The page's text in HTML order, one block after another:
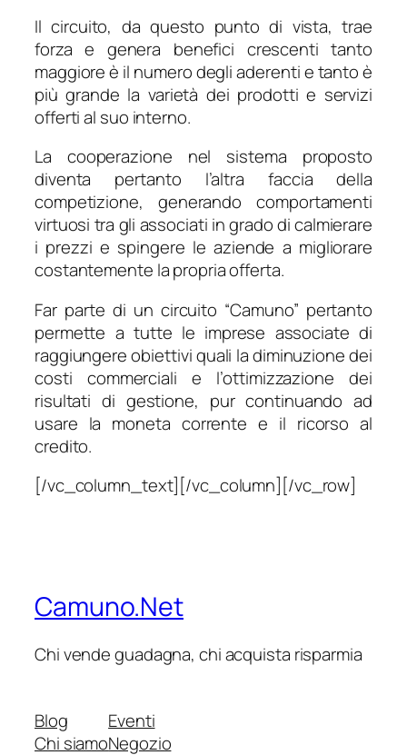
Il circuito, da questo punto di vista, trae
forza e genera benefici crescenti tanto
maggiore è il numero degli aderenti e tanto è
più grande la varietà dei prodotti e servizi
offerti al suo interno.
La cooperazione nel sistema proposto
diventa pertanto l’altra faccia della
competizione, generando comportamenti
virtuosi tra gli associati in grado di calmierare
i prezzi e spingere le aziende a migliorare
costantemente la propria offerta.
Far parte di un circuito “Camuno” pertanto
permette a tutte le imprese associate di
raggiungere obiettivi quali la diminuzione dei
costi commerciali e l’ottimizzazione dei
risultati di gestione, pur continuando ad
usare la moneta corrente e il ricorso al
credito.
[/vc_column_text][/vc_column][/vc_row]
Camuno.Net
Chi vende guadagna, chi acquista risparmia
Blog
Chi siamo
Eventi
Negozio